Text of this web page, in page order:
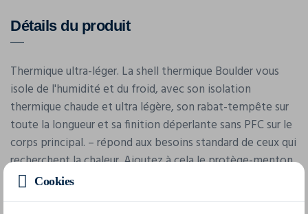
Détails du produit
Thermique ultra-léger. La shell thermique Boulder vous
isole de l'humidité et du froid, avec son isolation
thermique chaude et ultra légère, son rabat-tempête sur
toute la longueur et sa finition déperlante sans PFC sur le
corps principal. – répond aux besoins standard de ceux qui
recherchent la chaleur. Ajoutez à cela le protège-menton
et l'ourlet réglable avec cordon de serrage, et vous ne
pouvez vraiment pas leur en vouloir.
Cookies